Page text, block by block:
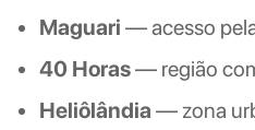
Maguari — acesso
40 Horas— região
Heliôlândia — zona